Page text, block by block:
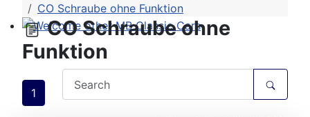
Welcome other MB Classic Cars
CO Schraube ohne Funktion
CO Schraube ohne
Funktion
1